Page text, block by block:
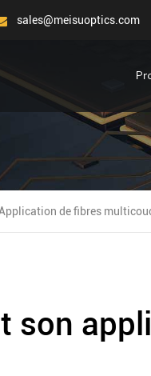
sales@meisuoptics.com
de fibres
son